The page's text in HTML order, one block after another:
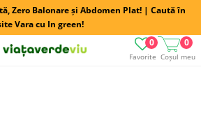
Zero Balonare și Abdomen Plat! | Caută în
Vara cu In green!
Favorite
0
Coșul meu
0